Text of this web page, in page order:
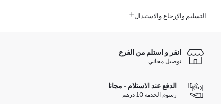
التسليم والإرجاع والاستبدال
انقر و استلم من الفرع
توصيل مجاني
الدفع عند الاستلام - مجانا
رسوم الخدمة 10 درهم